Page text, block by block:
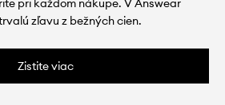
pri každom nákupe. V Answear
zľavu z bežných cien.
Zistite viac